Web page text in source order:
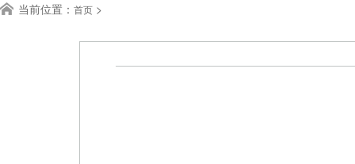
当前位置： 首页 >